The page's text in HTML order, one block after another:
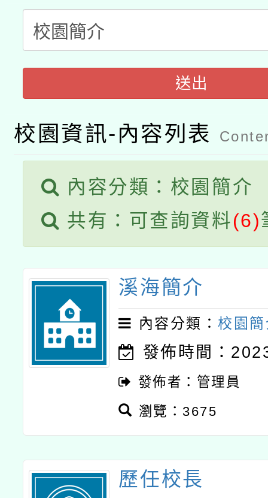
pilot」
有關大陸委員會函釋公
轉知經濟部水利署委託
業技術研究院辦理「
用水績優單位及節水達
動」
115年8月22日(星期六
桃園市孔廟祈福系列
「2026桃園藝術巡演
關事宜
送出
校園資訊-內容列表
內容分類：校園簡介
共有：可查詢資料(6)
溪海簡介
內容分類：校園
發佈時間：
發佈者：管理員
瀏覽：3675
歷任校長